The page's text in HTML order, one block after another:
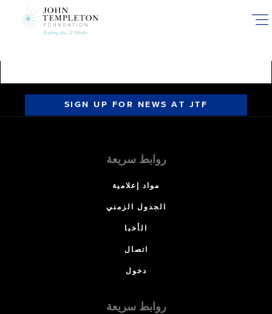
SIGN UP FOR NEWS AT JTF
روابط سريعة
مواد إعلامية
الجدول الزمني
الأخبا
اتصال
دخول
روابط سريعة